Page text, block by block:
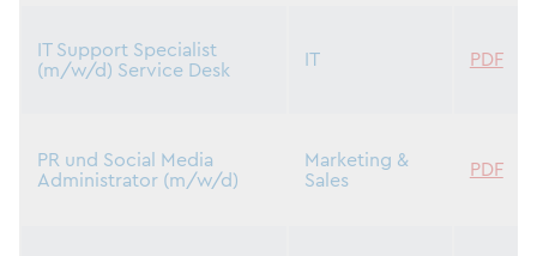
IT Support Specialist
(m/w/d) Service Desk
IT PDF
PR und Social Media
Administrator (m/w/d)
Marketing &
Sales
PDF